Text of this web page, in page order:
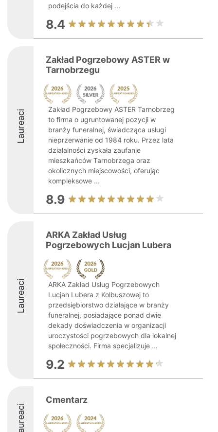
podejścia do każdej ...
8.4
Laureaci
Zakład Pogrzebowy ASTER w
Tarnobrzegu
Zakład Pogrzebowy ASTER Tarnobrzeg
to firma o ugruntowanej pozycji w
branży funeralnej, świadcząca usługi
nieprzerwanie od 1984 roku. Przez lata
działalności zyskała zaufanie
mieszkańców Tarnobrzega oraz
okolicznych miejscowości, oferując
kompleksowe ...
8.9
Laureaci
ARKA Zakład Usług
Pogrzebowych Lucjan Lubera
ARKA Zakład Usług Pogrzebowych
Lucjan Lubera z Kolbuszowej to
przedsiębiorstwo działające w branży
funeralnej, posiadające ponad dwie
dekady doświadczenia w organizacji
uroczystości pogrzebowych dla lokalnej
społeczności. Firma specjalizuje ...
9.2
Laureaci
Cmentarz